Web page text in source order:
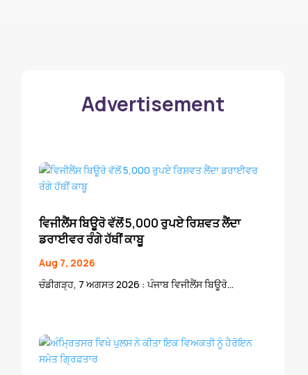
Advertisement
ਵਿਜੀਲੈਂਸ ਬਿਊਰੋ ਵੱਲੋਂ 5,000 ਰੁਪਏ ਰਿਸ਼ਵਤ ਲੈਂਦਾ
ਡਰਾਈਵਰ ਰੰਗੇ ਹੱਥੀਂ ਕਾਬੂ
Aug 7, 2026
ਚੰਡੀਗੜ੍ਹ, 7 ਅਗਸਤ 2026 : ਪੰਜਾਬ ਵਿਜੀਲੈਂਸ ਬਿਊਰੋ...